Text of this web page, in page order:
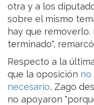
otra y a los
sobre el mismo
hay que removerlo.
terminado",
Respecto a la
que la oposición no
necesario, Zago
no apoyaron